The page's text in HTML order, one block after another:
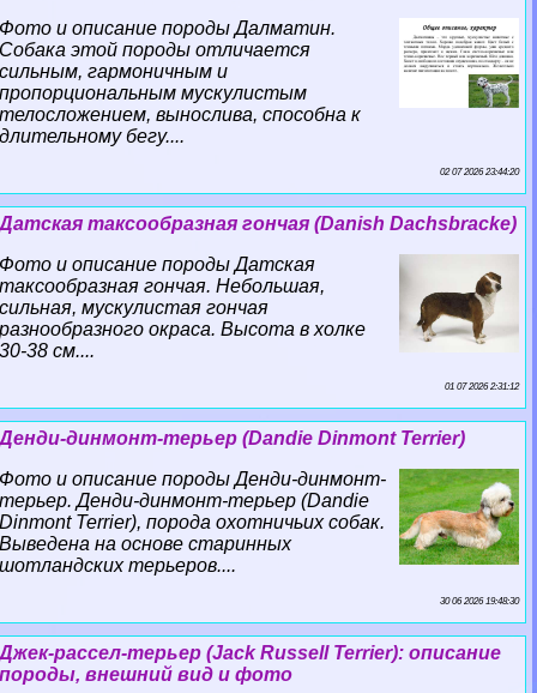
Фото и описание породы Далматин.
Собака этой породы отличается
сильным, гармоничным и
пропорциональным мускулистым
телосложением, вынослива, способна к
длительному бегу....
02 07 2026 23:44:20
Датская таксообразная гончая (Danish Dachsbracke)
Фото и описание породы Датская
таксообразная гончая. Небольшая,
сильная, мускулистая гончая
разнообразного окраса. Высота в холке
30-38 см....
01 07 2026 2:31:12
Денди-динмонт-терьер (Dandie Dinmont Terrier)
Фото и описание породы Денди-динмонт-
терьер. Денди-динмонт-терьер (Dandie
Dinmont Terrier), порода охотничьих собак.
Выведена на основе старинных
шотландских терьеров....
30 06 2026 19:48:30
Джек-рассел-терьер (Jack Russell Terrier): описание
породы, внешний вид и фото